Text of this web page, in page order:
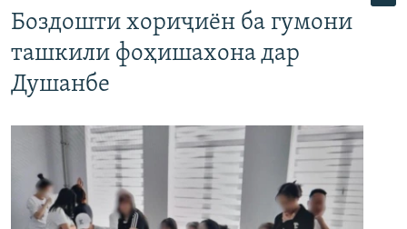
Боздошти хориҷиён ба гумони
ташкили фоҳишахона дар
Душанбе